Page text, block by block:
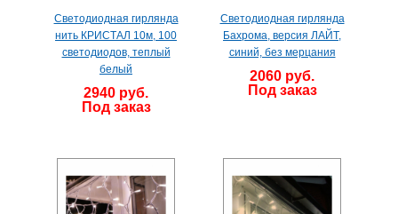
Светодиодная гирлянда
нить КРИСТАЛ 10м, 100
светодиодов, теплый
белый
2940 руб.
Под заказ
Светодиодная гирлянда
Бахрома, версия ЛАЙТ,
синий, без мерцания
2060 руб.
Под заказ